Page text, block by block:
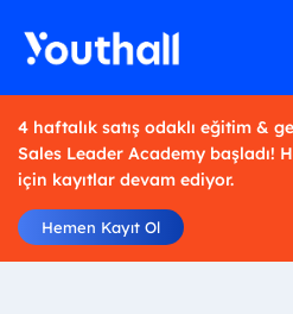
4 haftalık satış odaklı eğitim &
Sales Leader Academy başladı!
için kayıtlar devam ediyor.
Hemen Kayıt Ol